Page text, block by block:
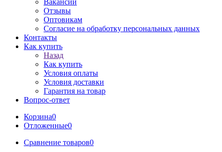
Вакансии
Отзывы
Оптовикам
Cогласие на обработку персональных данных
Контакты
Как купить
Назад
Как купить
Условия оплаты
Условия доставки
Гарантия на товар
Вопрос-ответ
Корзина0
Отложенные0
Сравнение товаров0